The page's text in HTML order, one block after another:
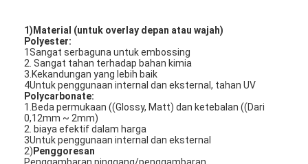
Rumah
Produk
video
1)Material (untuk overlay depan atau wajah)
Polyester:
1Sangat serbaguna untuk embossing
2. Sangat tahan terhadap bahan kimia
3.Kekandungan yang lebih baik
4Untuk penggunaan internal dan eksternal, tahan UV
Polycarbonate:
1.Beda permukaan ((Glossy, Matt) dan ketebalan ((Dari
0,12mm ~ 2mm)
2. biaya efektif dalam harga
3Untuk penggunaan internal dan eksternal
2) Penggoresan